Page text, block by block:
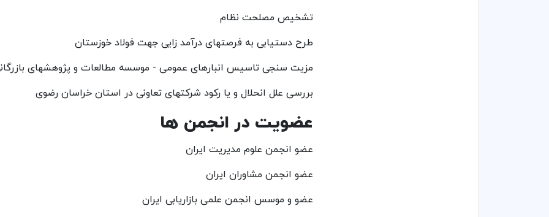
تشخیص مصلحت نظام
طرح دستیابی به فرصتهای درآمد زایی جهت فولاد خوزستان
مزیت سنجی تاسیس انبارهای عمومی - موسسه مطالعات و پژوهشهای
بررسی علل انحلال و یا رکود شرکتهای تعاونی در استان خراسان رضوی
عضویت در انجمن ها
عضو انجمن علوم مدیریت ایران
عضو انجمن مشاوران ایران
عضو و موسس انجمن علمی بازاریابی ایران